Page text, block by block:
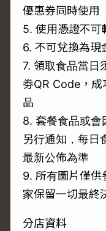
優惠券同時使用
5. 使用憑證不可
6. 不可兌換為現
7. 領取食品當日
劵QR Code，
8. 套餐食品或會
另行通知，每日
最新公佈為準
9. 所有圖片僅供
家保留一切最終
分店資料